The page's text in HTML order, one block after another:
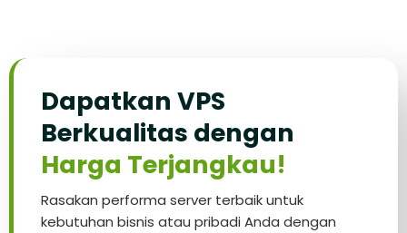
Dapatkan VPS
Berkualitas dengan
Harga Terjangkau!
Rasakan performa server terbaik untuk
kebutuhan bisnis atau pribadi Anda dengan